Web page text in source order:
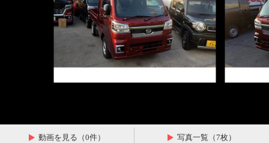
動画を見る（0件） 写真一覧（7枚）